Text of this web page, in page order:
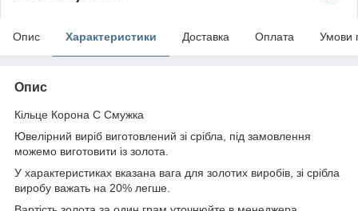
Опис Характеристики Доставка Оплата Умови
Опис
Кільце Корона C Смужка
Ювелірний виріб виготовлений зі срібла, під замовлення
можемо виготовити із золота.
У характеристиках вказана вага для золотих виробів, зі срібла
виробу важать на 20% легше.